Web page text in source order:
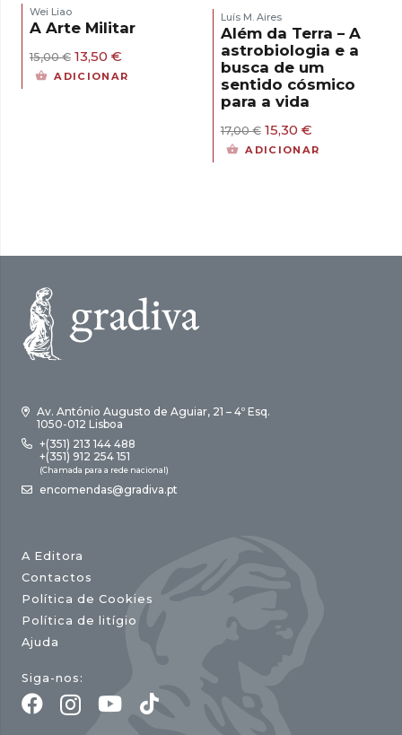
Wei Liao
A Arte Militar
15,00€ O
preço
13,50 €
preço
ADICIONAR
Luís M. Aires
Além da Terra – A
astrobiologia e a
busca de um
sentido cósmico
para a vida
17,00€ O
preço
15,30 €O
preço
ADICIONAR
Av. António Augusto de Aguiar, 21 – 4º Esq.
1050-012 Lisboa
+(351) 213 144 488
+(351) 912 254 151
(Chamada para a rede nacional)
encomendas@gradiva.pt
A Editora
Contactos
Política de Cookies
Política de litígio
Ajuda
Siga-nos: